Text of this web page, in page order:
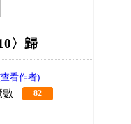
〉歸
看作者)
數 82